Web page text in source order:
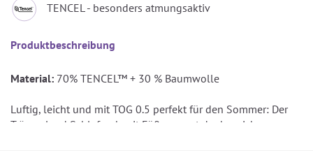
TENCEL - besonders atmungsaktiv
Produktbeschreibung
Material: 70% TENCEL™ + 30 % Baumwolle
Luftig, leicht und mit TOG 0.5 perfekt für den Sommer: Der
Träumeland Schlafsack mit Füßen sorgt dank weicher